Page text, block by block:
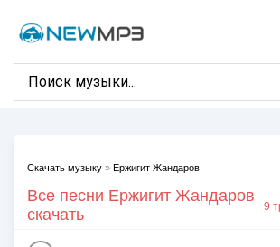
Скачать музыку » Ержигит Жандаров
Все песни Ержигит Жандаров
скачать
9